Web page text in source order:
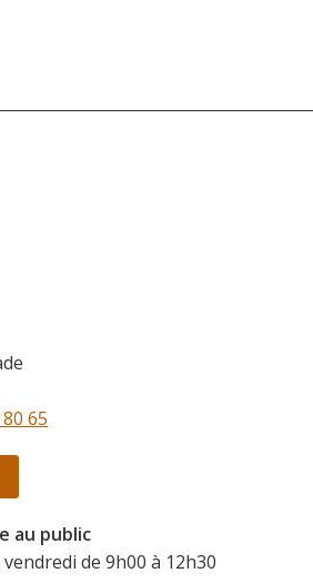
65
au public
de 9h00 à 12h30